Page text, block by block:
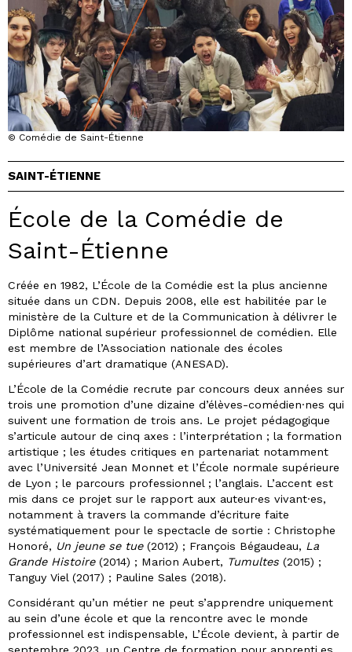
© Comédie de Saint-Étienne
SAINT-ÉTIENNE
École de la Comédie de
Saint-Étienne
Créée en 1982, L’École de la Comédie est la plus ancienne
située dans un CDN. Depuis 2008, elle est habilitée par le
ministère de la Culture et de la Communication à délivrer le
Diplôme national supérieur professionnel de comédien. Elle
est membre de l’Association nationale des écoles
supérieures d’art dramatique (ANESAD).
L’École de la Comédie recrute par concours deux années sur
trois une promotion d’une dizaine d’élèves-comédien·nes qui
suivent une formation de trois ans. Le projet pédagogique
s’articule autour de cinq axes : l’interprétation ; la formation
artistique ; les études critiques en partenariat notamment
avec l’Université Jean Monnet et l’École normale supérieure
de Lyon ; le parcours professionnel ; l’anglais. L’accent est
mis dans ce projet sur le rapport aux auteur·es vivant·es,
notamment à travers la commande d’écriture faite
systématiquement pour le spectacle de sortie : Christophe
Honoré, Un jeune se tue(2012) ; François Bégaudeau, La
Grande Histoire(2014) ; Marion Aubert, Tumultes (2015) ;
Tanguy Viel (2017) ; Pauline Sales (2018).
Considérant qu’un métier ne peut s’apprendre uniquement
au sein d’une école et que la rencontre avec le monde
professionnel est indispensable, L’École devient, à partir de